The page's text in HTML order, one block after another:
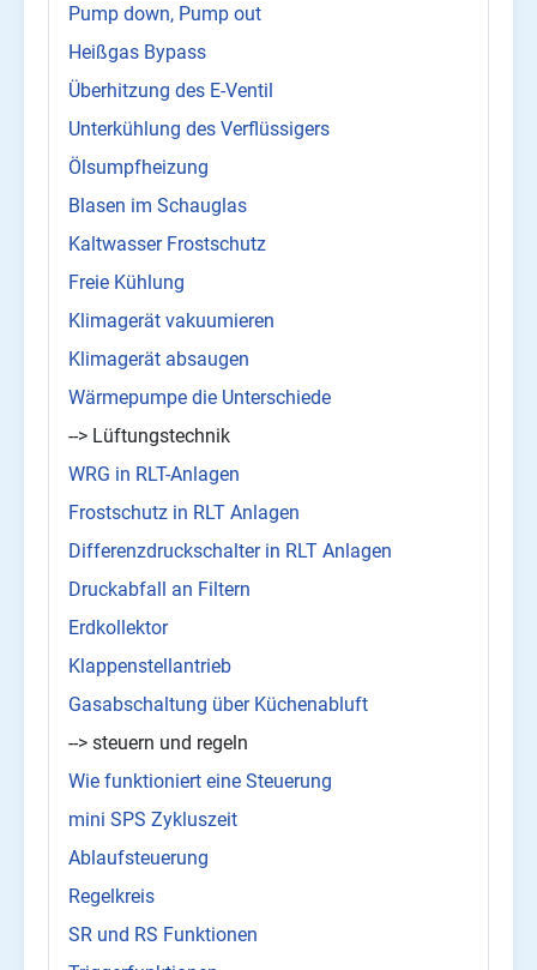
Pump down, Pump out
Heißgas Bypass
Überhitzung des E-Ventil
Unterkühlung des Verflüssigers
Ölsumpfheizung
Blasen im Schauglas
Kaltwasser Frostschutz
Freie Kühlung
Klimagerät vakuumieren
Klimagerät absaugen
Wärmepumpe die Unterschiede
--> Lüftungstechnik
WRG in RLT-Anlagen
Frostschutz in RLT Anlagen
Differenzdruckschalter in RLT Anlagen
Druckabfall an Filtern
Erdkollektor
Klappenstellantrieb
Gasabschaltung über Küchenabluft
--> steuern und regeln
Wie funktioniert eine Steuerung
mini SPS Zykluszeit
Ablaufsteuerung
Regelkreis
SR und RS Funktionen